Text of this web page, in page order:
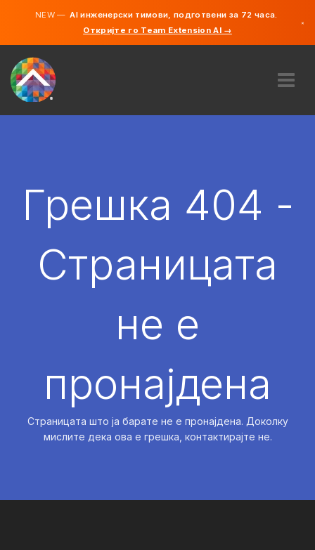
NEW —AI инженерски тимови, подготвени за 72 часа.
Откријте го Team Extension AI →
×
АНГАЖИРАЈ
Грешка 404 -
Страницата
не е
пронајдена
Страницата што ја барате не е пронајдена. Доколку
мислите дека ова е грешка, контактирајте не.